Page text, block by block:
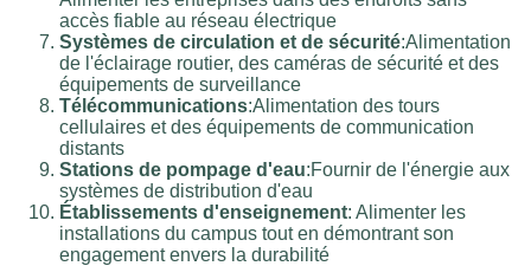
accès fiable au réseau électrique
Systèmes de circulation et de sécurité:Alimentation
de l'éclairage routier, des caméras de sécurité et des
équipements de surveillance
Télécommunications:Alimentation des tours
cellulaires et des équipements de communication
distants
Stations de pompage d'eau:Fournir de l'énergie aux
systèmes de distribution d'eau
Établissements d'enseignement: Alimenter les
installations du campus tout en démontrant son
engagement envers la durabilité